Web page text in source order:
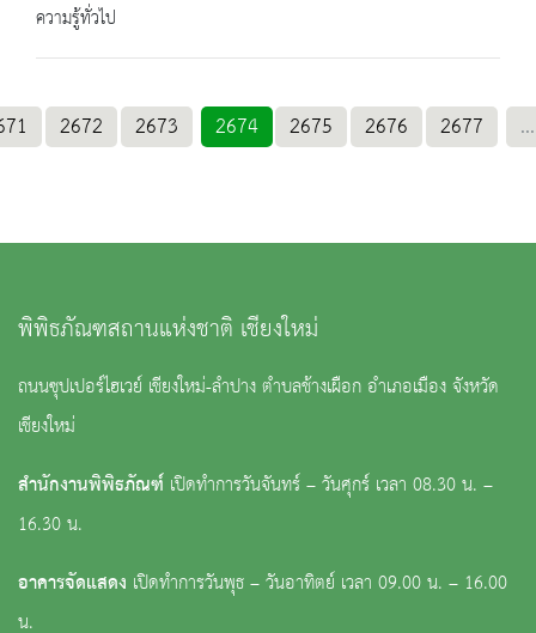
ความรู้ทั่วไป
2672 2673 2674 2675 2676 2677 ...
พิพิธภัณฑสถานแห่งชาติ เชียงใหม่
ถนนซุปเปอร์ไฮเวย์ เชียงใหม่-ลำปาง ตำบลช้างเผือก อำเภอเมือง จังหวัด
เชียงใหม่
สำนักงานพิพิธภัณฑ์ เปิดทำการวันจันทร์ – วันศุกร์ เวลา 08.30 น. –
16.30 น.
อาคารจัดแสดง เปิดทำการวันพุธ – วันอาทิตย์ เวลา 09.00 น. – 16.00
น.